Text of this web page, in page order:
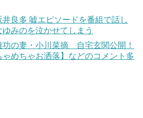
良多 嘘エピソードを番組で話し
みのを泣かせてしまう
功の妻・小川菜摘 自宅玄関公開！
めちゃお洒落】などのコメント多